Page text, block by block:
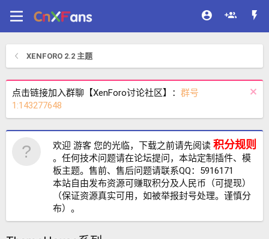
XENFORO 2.2 主题
点击链接加入群聊【XenForo讨论社区】： 群号
1:143277648
欢迎 游客 您的光临，下载之前请先阅读 积分规则
。任何技术问题请在论坛提问，本站定制插件、模
板主题。售前、售后问题请联系QQ：5916171
本站自由发布资源可赚取积分及人民币（可提现）
（保证资源真实可用，如被举报封号处理。谨慎分
布）。